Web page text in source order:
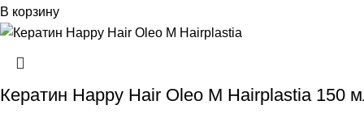
В корзину
Кератин Happy Hair Oleo M Hairplastia 150